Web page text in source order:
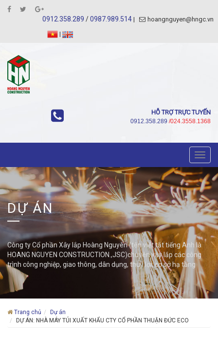
0912.358.289 /0987.989.514
hoangnguyen@hngc.vn
|
HỖ TRỢ TRỰC TUYẾN
0912.358.289 /024.3558.1368
DỰ ÁN
Công ty Cổ phần Xây lắp Hoàng Nguyên (tên viết tắt tiếng Anh là
HOANG NGUYEN CONSTRUCTION.,JSC)chuyên xây lắp các công
trình công nghiệp, giao thông, dân dụng, thuỷ lợi, cơ sở hạ tầng
Trang chủ
Dự án
DỰ ÁN: NHÀ MÁY TÚI XUẤT KHẨU CTY CỔ PHẦN THUẬN ĐỨC ECO